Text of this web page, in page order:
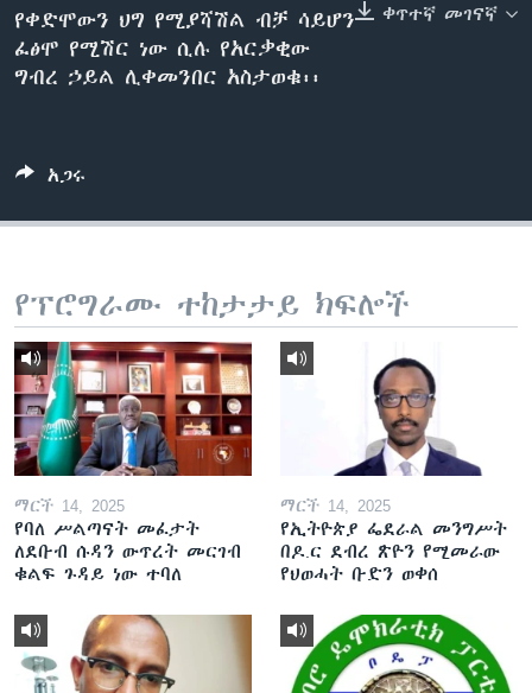
ቋንቋዎች
ቀጥተኛ መገናኛ
የቀድሞውን ህግ የሚያሻሽል ብቻ ሳይሆን
ፈፅሞ የሚሽር ነው ሲሉ የአርቃቂው
ግብረ ኃይል ሊቀመንበር አስታወቁ፡፡
አጋሩ
የፕሮግራሙ ተከታታይ ክፍሎች
ማርች 14, 2025
የባለ ሥልጣናት መፈታት
ለደቡብ ሱዳን ውጥረት መርገብ
ቁልፍ ጉዳይ ነው ተባለ
ማርች 14, 2025
የኢትዮጵያ ፌደራል መንግሥት
በዶ.ር ደብረ ጽዮን የሚመራው
የህወሓት ቡድን ወቀሰ